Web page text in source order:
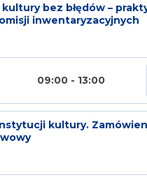
bez błędów –
inwentaryzacyjnych
09:00 - 13:00
kultury.